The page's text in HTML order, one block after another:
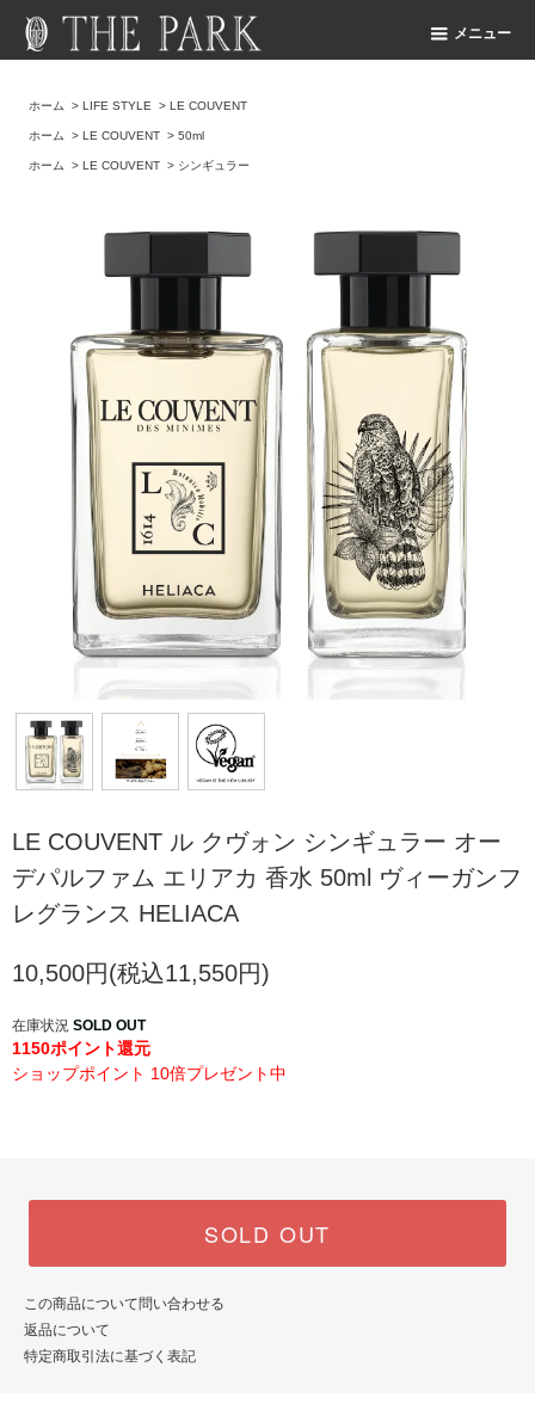
メニュー
ホーム >LIFE STYLE >LE COUVENT
ホーム >LE COUVENT >50ml
ホーム >LE COUVENT > シンギュラー
LE COUVENT ル クヴォン シンギュラー オー
デパルファム エリアカ 香水 50ml ヴィーガンフ
レグランス HELIACA
10,500円(税込11,550円)
在庫状況 SOLD OUT
1150ポイント還元
ショップポイント 10倍プレゼント中
SOLD OUT
この商品について問い合わせる
返品について
特定商取引法に基づく表記